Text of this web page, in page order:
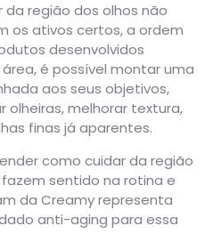
região dos olhos não
os ativos certos, a ordem
desenvolvidos
é possível montar uma
aos seus objetivos,
olheiras, melhorar textura,
finas já aparentes.
como cuidar da região
sentido na rotina e
da Creamy representa
anti-aging para essa